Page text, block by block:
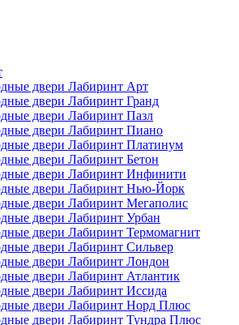
двери Лабиринт Арт
двери Лабиринт Гранд
двери Лабиринт Пазл
двери Лабиринт Пиано
двери Лабиринт Платинум
двери Лабиринт Бетон
двери Лабиринт Инфинити
двери Лабиринт Нью-Йорк
двери Лабиринт Мегаполис
двери Лабиринт Урбан
двери Лабиринт Термомагнит
двери Лабиринт Сильвер
двери Лабиринт Лондон
двери Лабиринт Атлантик
двери Лабиринт Иссида
двери Лабиринт Норд Плюс
двери Лабиринт Тундра Плюс